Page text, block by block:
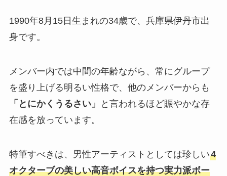
1990年8月15日生まれの34歳で、兵庫県伊丹市出
身です。
メンバー内では中間の年齢ながら、常にグループ
を盛り上げる明るい性格で、他のメンバーからも
「とにかくうるさい」
と言われるほど賑やかな存
在感を放っています。
特筆すべきは、男性アーティストとしては珍しい4
オクターブの美しい高音ボイスを持つ実力派ボー